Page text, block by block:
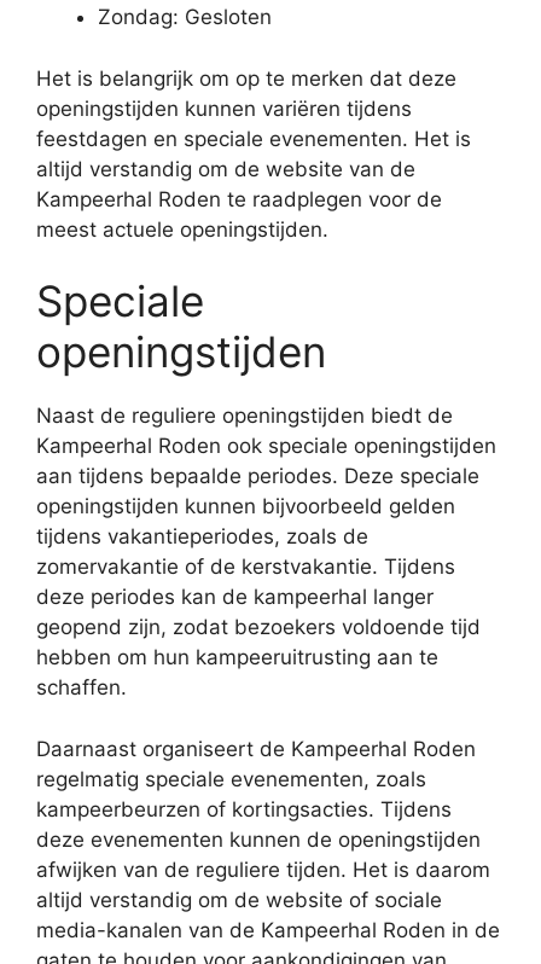
Zondag: Gesloten
Het is belangrijk om op te merken dat deze
openingstijden kunnen variëren tijdens
feestdagen en speciale evenementen. Het is
altijd verstandig om de website van de
Kampeerhal Roden te raadplegen voor de
meest actuele openingstijden.
Speciale
openingstijden
Naast de reguliere openingstijden biedt de
Kampeerhal Roden ook speciale openingstijden
aan tijdens bepaalde periodes. Deze speciale
openingstijden kunnen bijvoorbeeld gelden
tijdens vakantieperiodes, zoals de
zomervakantie of de kerstvakantie. Tijdens
deze periodes kan de kampeerhal langer
geopend zijn, zodat bezoekers voldoende tijd
hebben om hun kampeeruitrusting aan te
schaffen.
Daarnaast organiseert de Kampeerhal Roden
regelmatig speciale evenementen, zoals
kampeerbeurzen of kortingsacties. Tijdens
deze evenementen kunnen de openingstijden
afwijken van de reguliere tijden. Het is daarom
altijd verstandig om de website of sociale
media-kanalen van de Kampeerhal Roden in de